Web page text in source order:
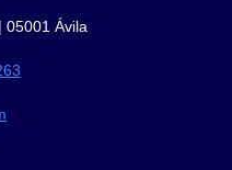
05001 Ávila